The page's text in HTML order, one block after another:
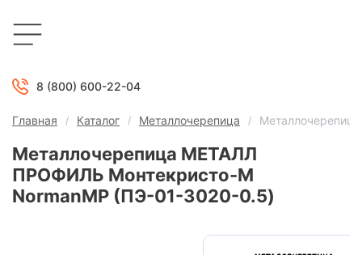
8 (800) 600-22-04
Главная Каталог Металлочерепица
Металлочерепица МЕТАЛЛ
ПРОФИЛЬ Монтекристо-M
NormanMP (ПЭ-01-3020-0.5)